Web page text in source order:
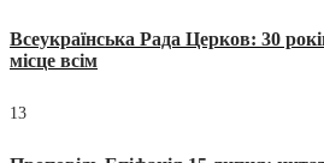
Всеукраїнська Рада Церков: 30
місце всім
13